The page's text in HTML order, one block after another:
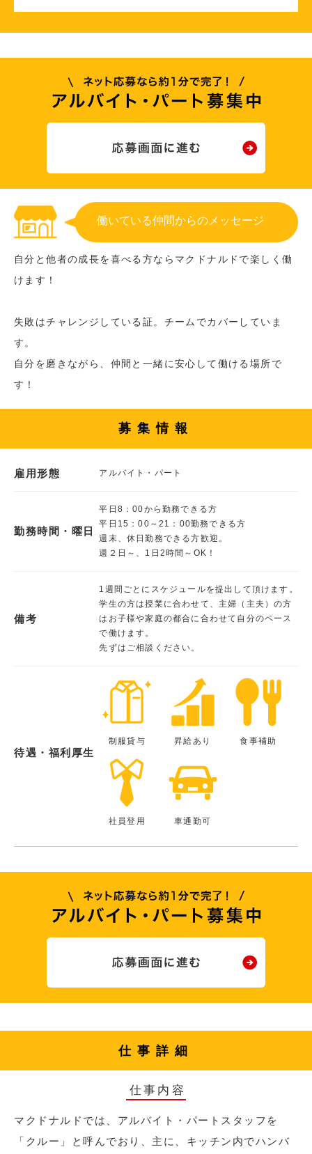
働いている仲間からのメッセージ
自分と他者の成長を喜べる方ならマクドナルドで楽しく働
けます！
失敗はチャレンジしている証。チームでカバーしていま
す。
自分を磨きながら、仲間と一緒に安心して働ける場所で
す！
募集情報
雇用形態 アルバイト・パート
勤務時間・曜日
平日8：00から勤務できる方
平日15：00～21：00勤務できる方
週末、休日勤務できる方歓迎。
週２日～、1日2時間～OK！
備考
1週間ごとにスケジュールを提出して頂けます。
学生の方は授業に合わせて、主婦（主夫）の方
はお子様や家庭の都合に合わせて自分のペース
で働けます。
先ずはご相談ください。
待遇・福利厚生
制服貸与 昇給あり 食事補助
社員登用 車通勤可
仕事詳細
仕事内容
マクドナルドでは、アルバイト・パートスタッフを
「クルー」と呼んでおり、主に、キッチン内でハンバ